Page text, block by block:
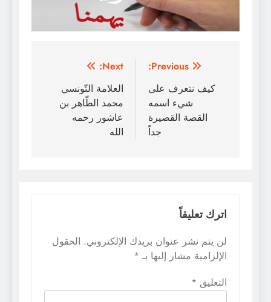
تصفّح
المقالات
Previous:
كيف نتعرف على
شيء اسمه
القصة القصيرة
جداً
Next:
العلامة التّونسي
محمد الطّاهر بن
عاشور رحمه
الله
اترك تعليقاً
لن يتم نشر عنوان بريدك الإلكتروني. الحقول
الإلزامية مشار إليها بـ *
التعليق *